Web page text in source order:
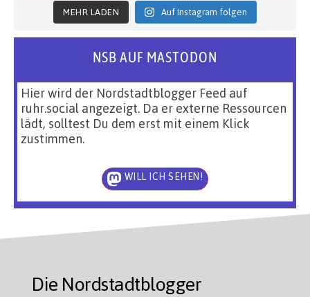
MEHR LADEN Auf Instagram folgen
NSB AUF MASTODON
Hier wird der Nordstadtblogger Feed auf
ruhr.social angezeigt. Da er externe Ressourcen
lädt, solltest Du dem erst mit einem Klick
zustimmen.
WILL ICH SEHEN!
Die Nordstadtblogger